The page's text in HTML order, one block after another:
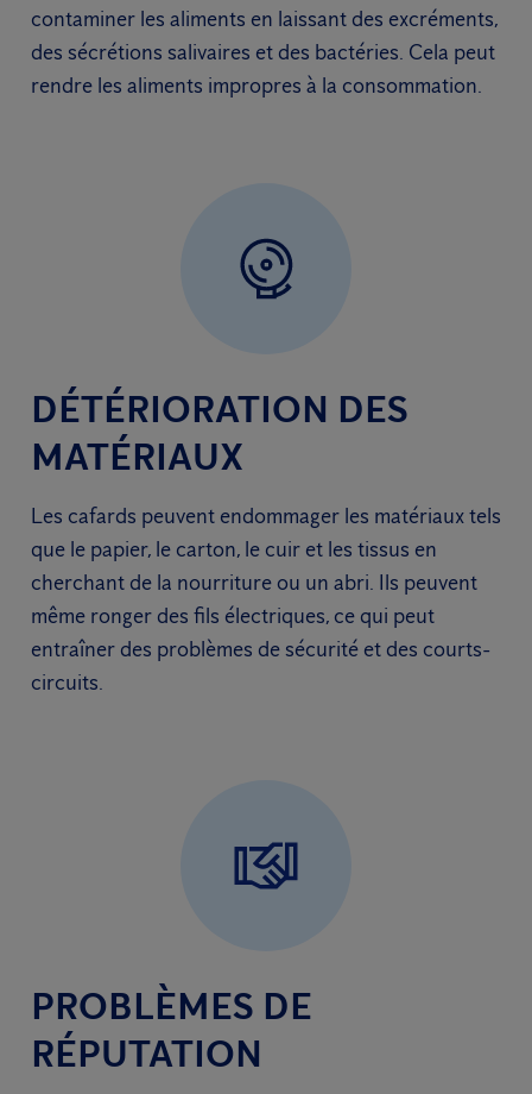
contaminer les aliments en laissant des excréments,
des sécrétions salivaires et des bactéries. Cela peut
rendre les aliments impropres à la consommation.
DÉTÉRIORATION DES
MATÉRIAUX
Les cafards peuvent endommager les matériaux tels
que le papier, le carton, le cuir et les tissus en
cherchant de la nourriture ou un abri. Ils peuvent
même ronger des fils électriques, ce qui peut
entraîner des problèmes de sécurité et des courts-
circuits.
PROBLÈMES DE
RÉPUTATION